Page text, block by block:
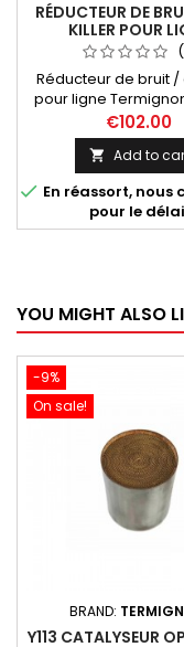
RÉDUCTEUR DE
KILLER POUR
TERMIGNONI Y113
530 2017-2019,
2020)
Réducteur de bruit /
pour ligne Termignoni
Tmax 530 2017-
2020-2024
les références de
Termignoni
Y11309000BCC,
Y11309000ITC.
€102.00
 Add to
 En réassort, nous
pour le
YOU MIGHT ALSO
-9%
On sale!
BRAND:
Y113 CATALYSEUR